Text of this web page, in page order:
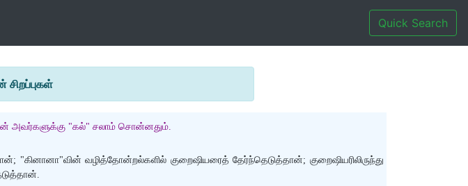
Quick Search
சிறப்புகள்
முன் அவர்களுக்கு "கல்" சலாம் சொன்னதும்.
வழித்தோன்றல்களில் குறைஷியரைத் தேர்ந்தெடுத்தான்; குறைஷியரிலிருந்து